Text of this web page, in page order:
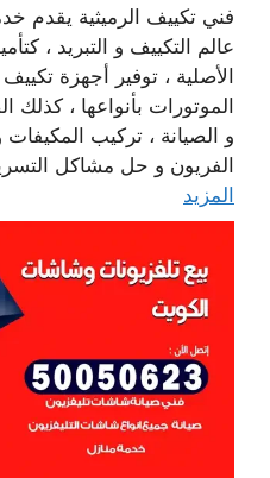
فني تكييف الرميثية يقدم
عالم التكييف و التبريد ،
الأصلية ، توفير أجهزة
الموتورات بأنواعها ،
و الصيانة ، تركيب المكيفات
الفريون و حل مشاكل
المزيد